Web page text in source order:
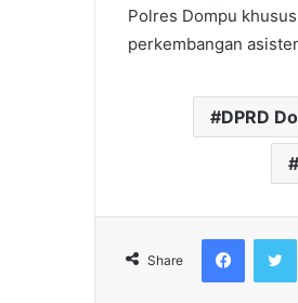
Polres Dompu
perkembangan
DPRD
Share